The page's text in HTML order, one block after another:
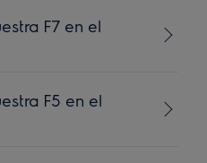
F7 en el
F5 en el